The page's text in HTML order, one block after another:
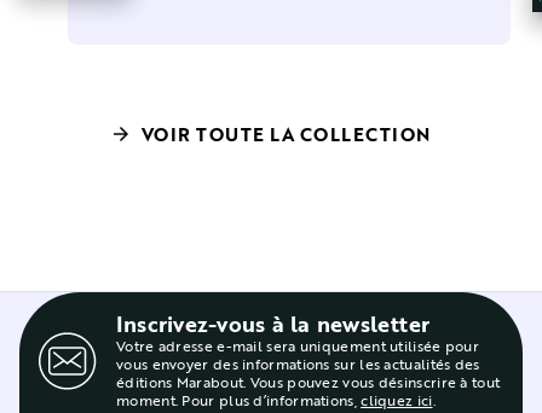
arrow_forward VOIR TOUTE LA COLLECTION
Inscrivez-vous à la newsletter
Votre adresse e-mail sera uniquement utilisée pour
vous envoyer des informations sur les actualités des
éditions Marabout. Vous pouvez vous désinscrire à tout
moment. Pour plus d’informations,cliquez ici.